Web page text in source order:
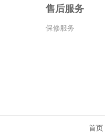
售后服务
保修服务
首页